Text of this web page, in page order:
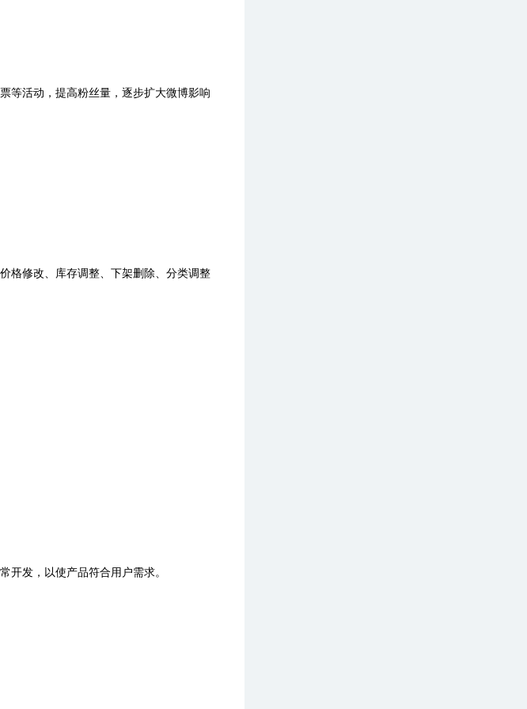
等活动，提高粉丝量，逐步扩大微博影响
格修改、库存调整、下架删除、分类调整
开发，以使产品符合用户需求。